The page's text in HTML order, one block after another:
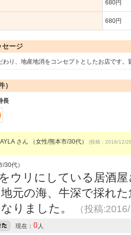
680円
680円
セージ
り、地産地消をコンセプトとしたお店です
）
長
さん （女性/熊本市/30代） (投稿：2016/12/
30代）
ウリにしている居酒
元の海、牛深で採れ
りました。
（投稿
現在： 0 人